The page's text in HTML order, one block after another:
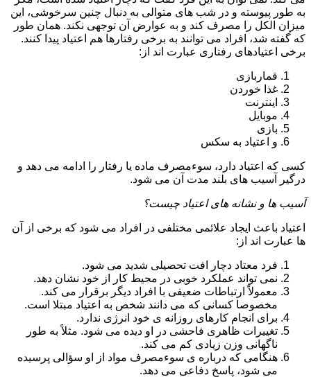
به طور پیوسته و در شب های متوالی به دنبال چنین سرخوشی، این
میزان الکل را مصرف کند و به عوارض آن توجهی نکند. همان طور
که گفته شد، افراد می توانند به برخی رفتارها هم اعتیاد پیدا کنند.
برخی اعتیادهای رفتاری عبارت اند از:
قماربازی
غذا خوردن
اینترنت
موبایل
بازی
و اعتیاد به سکس
کسی که اعتیاد دارد، سوءمصرف ماده یا رفتار را ادامه می دهد و
درگیر آسیب های بلند مدت آن می شود.
آسیب ها و نشانه های اعتیاد چیست؟
اعتیاد باعث ایجاد علائمی مختلفی در افراد می شود که برخی از آن
ها عبارت اند از:
فرد معتاد دچار افت تحصیلی شدید می شود.
نمی تواند عملکرد خوبی در محیط کار از خود نشان دهد.
معمولاً ارتباطات ضعیفی با افراد دیگر برقرار می کند.
مخصوصا کسانی که می دانند شخص به اعتیاد مبتلا است.
برای انجام کارهای روزانه ی خود انرژی ندارد.
تغییرات ظاهری فاحشی در او دیده می شود. مثلاً به طور
ناگهانی وزن زیادی کم می کند.
هنگامی که درباره ی سوءمصرف مواد از او سؤالی پرسیده
می شود، پاسخ دفاعی می دهد.